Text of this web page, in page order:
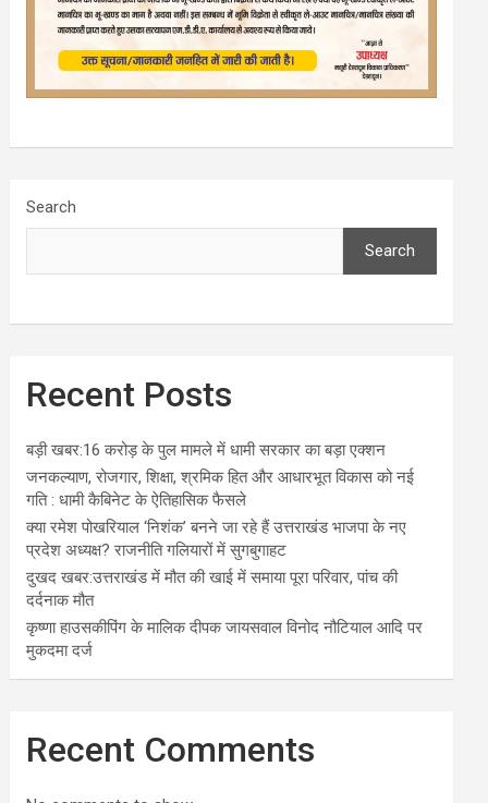
Search
Search
Recent Posts
बड़ी खबर:16 करोड़ के पुल मामले में धामी सरकार का बड़ा एक्शन
जनकल्याण, रोजगार, शिक्षा, श्रमिक हित और आधारभूत विकास को नई
गति : धामी कैबिनेट के ऐतिहासिक फैसले
क्या रमेश पोखरियाल ‘निशंक’ बनने जा रहे हैं उत्तराखंड भाजपा के नए
प्रदेश अध्यक्ष? राजनीति गलियारों में सुगबुगाहट
दुखद खबर:उत्तराखंड में मौत की खाई में समाया पूरा परिवार, पांच की
दर्दनाक मौत
कृष्णा हाउसकीपिंग के मालिक दीपक जायसवाल विनोद नौटियाल आदि पर
मुकदमा दर्ज
Recent Comments